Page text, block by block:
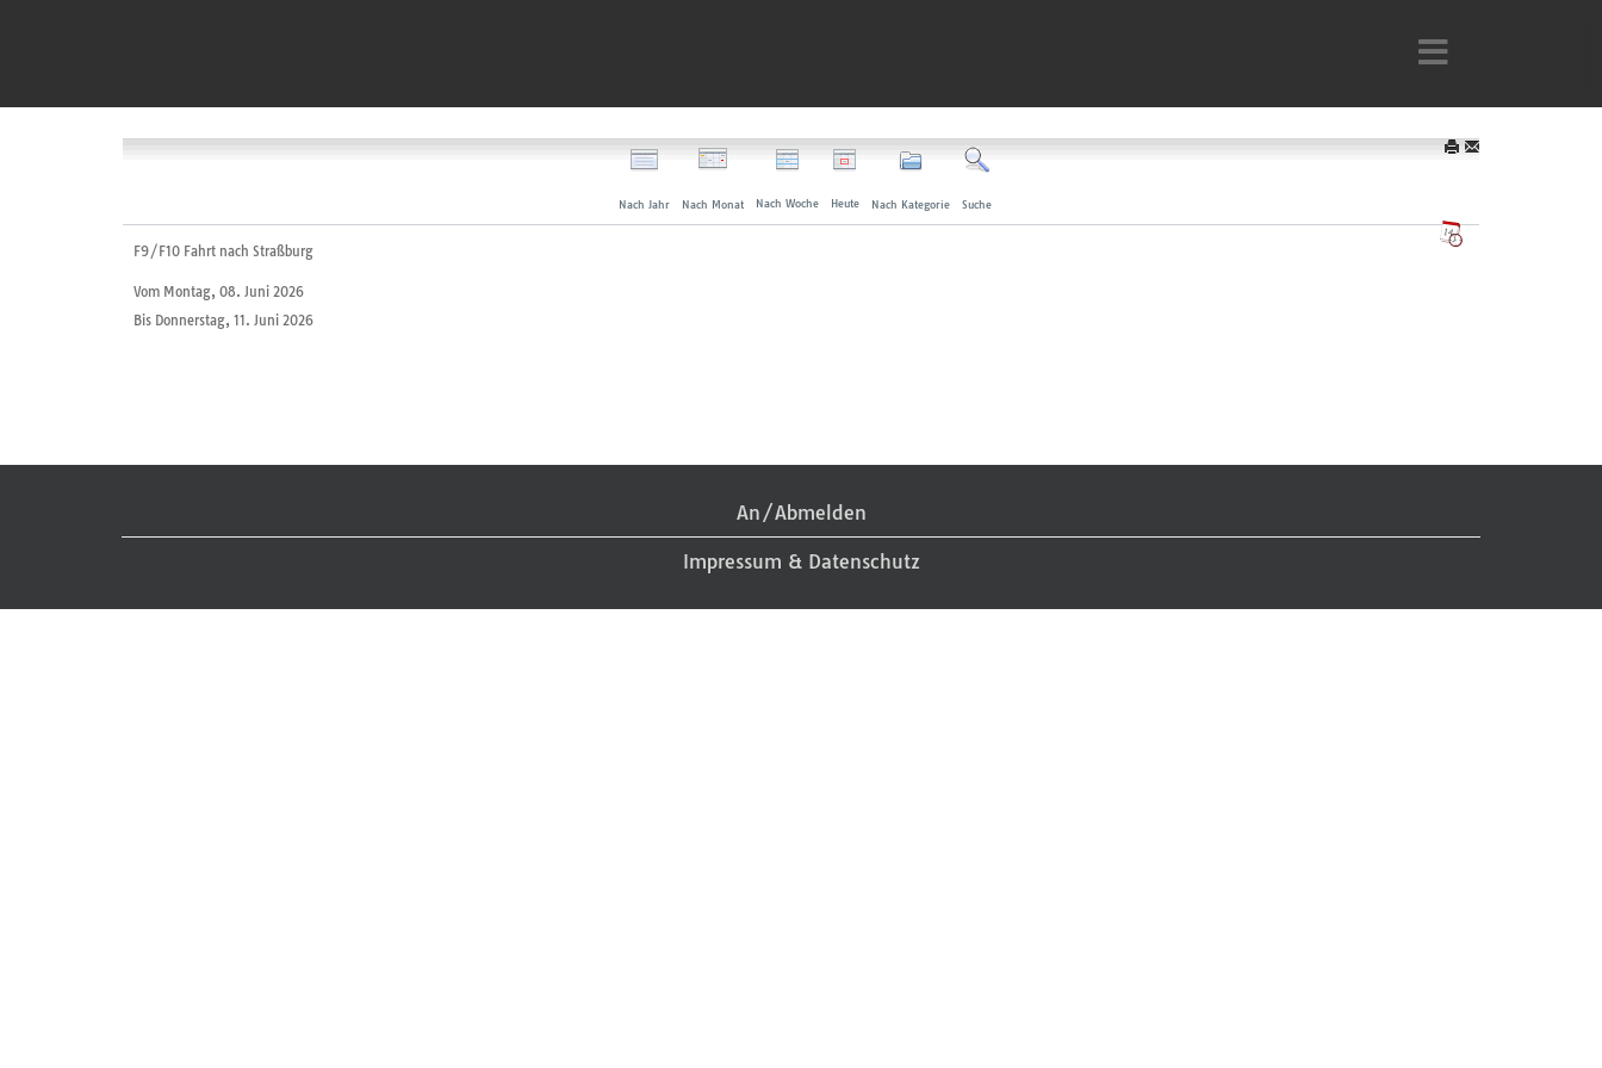
Nach Jahr Nach Monat Nach Woche Heute Nach Kategorie Suche
F9/F10 Fahrt nach Straßburg
Vom Montag, 08. Juni 2026
Bis Donnerstag, 11. Juni 2026
An/Abmelden
Impressum & Datenschutz